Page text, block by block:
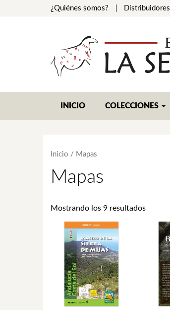
¿Quiénes somos? Distribuidores
INICIO COLECCIONES
Inicio / Mapas
Mapas
Mostrando los 9 resultados